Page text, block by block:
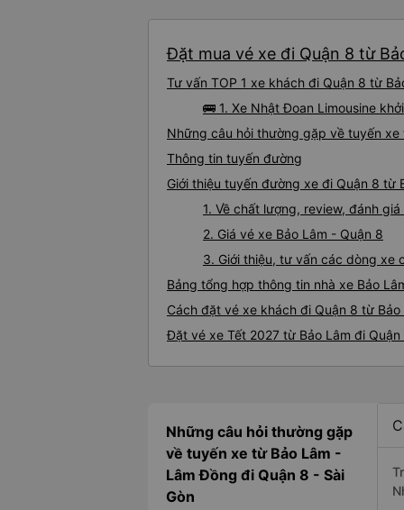
Đặt mua vé xe đi Quận 8 từ
Tư vấn TOP 1 xe khách đi Quận 8 từ
🚌 1. Xe Nhật Đoan Limousine
Những câu hỏi thường gặp về tuyến xe
Thông tin tuyến đường
Giới thiệu tuyến đường xe đi Quận 8 từ
1. Về chất lượng, review, đánh
2. Giá vé xe Bảo Lâm - Quận 8
3. Giới thiệu, tư vấn các dòng xe
Bảng tổng hợp thông tin nhà xe Bảo
Cách đặt vé xe khách đi Quận 8 từ
Đặt vé xe Tết 2027 từ Bảo Lâm đi Quận
Những câu hỏi thường gặp
về tuyến xe từ Bảo Lâm -
Lâm Đồng đi Quận 8 - Sài
Gòn